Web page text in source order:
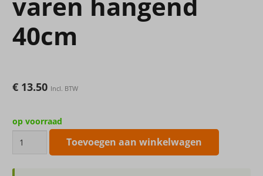
40cm
€ 13.50 Incl. BTW
op voorraad
Kunsthangplant
Boston
Toevoegen aan winkelwagen